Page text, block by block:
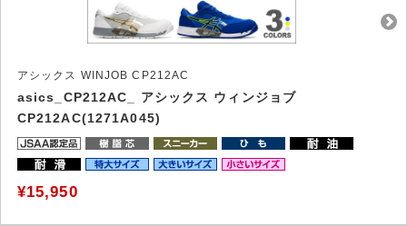
アシックス WINJOB CP212AC
asics_CP212AC_ アシックス ウィンジョブ
CP212AC(1271A045)
¥15,950